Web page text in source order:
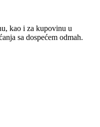
kao i za kupovinu u
sa dospećem odmah.